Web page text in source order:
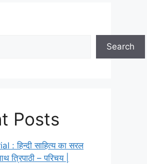
Search
Posts
: हिन्दी साहित्य का सरल
त्रिपाठी – परिचय |